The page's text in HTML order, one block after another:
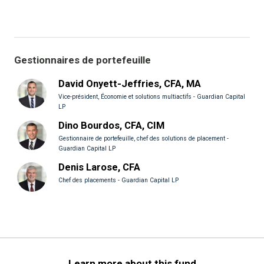
Gestionnaires de portefeuille
David Onyett-Jeffries, CFA, MA
Vice-président, Économie et solutions multiactifs - Guardian Capital
LP
Dino Bourdos, CFA, CIM
Gestionnaire de portefeuille, chef des solutions de placement -
Guardian Capital LP
Denis Larose, CFA
Chef des placements - Guardian Capital LP